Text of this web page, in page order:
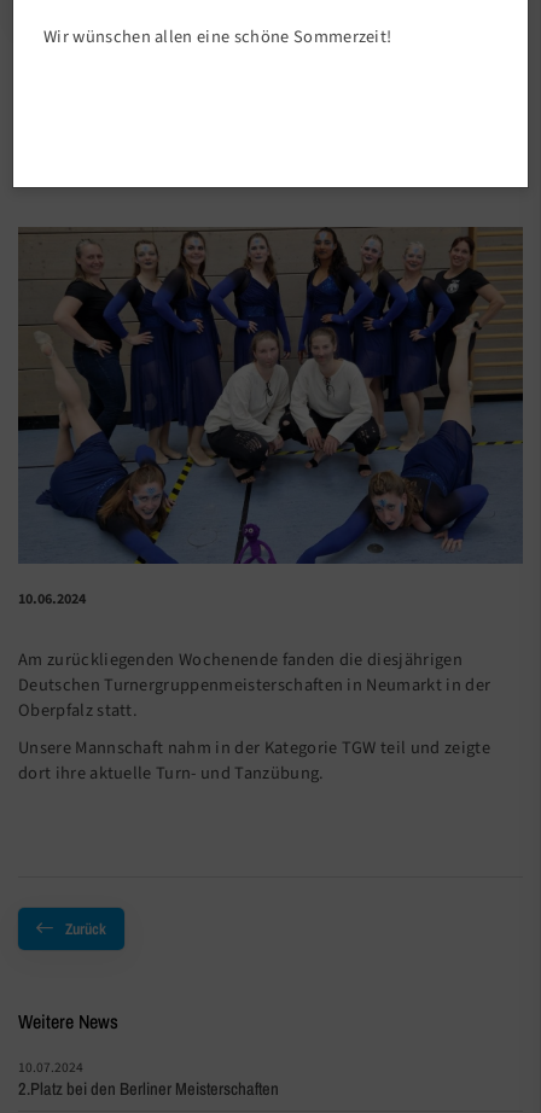
10.06.2024
Am zurückliegenden Wochenende fanden die diesjährigen
Deutschen Turnergruppenmeisterschaften in Neumarkt in der
Oberpfalz statt.
Unsere Mannschaft nahm in der Kategorie TGW teil und zeigte
dort ihre aktuelle Turn- und Tanzübung.
Zurück
Weitere News
10.07.2024
2.Platz bei den Berliner Meisterschaften
Wir wünschen allen eine schöne Sommerzeit!